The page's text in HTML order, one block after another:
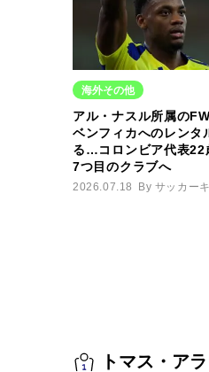
海外その他
アル・ナスル所属の
ベンフィカへのレンタ
る…コロンビア代表22
7つ目のクラブへ
2026.07.18 By サッカー
トマス・ア